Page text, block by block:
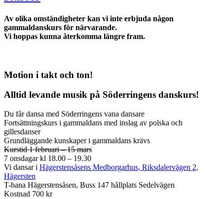
Av olika omständigheter kan vi inte erbjuda någon
gammaldanskurs för närvarande.
Vi hoppas kunna återkomma längre fram.
Motion i takt och ton!
Alltid levande musik på Söderringens danskurs!
Du får dansa med Söderringens vana dansare
Fortsättningskurs i gammaldans med inslag av polska och
gillesdanser
Grundläggande kunskaper i gammaldans krävs
Kurstid 1 februari – 15 mars
7 onsdagar kl 18.00 – 19.30
Vi dansar i Hägerstensåsens Medborgarhus, Riksdalervägen 2,
Hägersten
T-bana Hägerstensåsen, Buss 147 hållplats Sedelvägen
Kostnad 700 kr